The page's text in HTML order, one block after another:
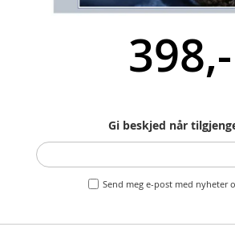
398,-
Gi beskjed når
Send meg e-post med nyheter